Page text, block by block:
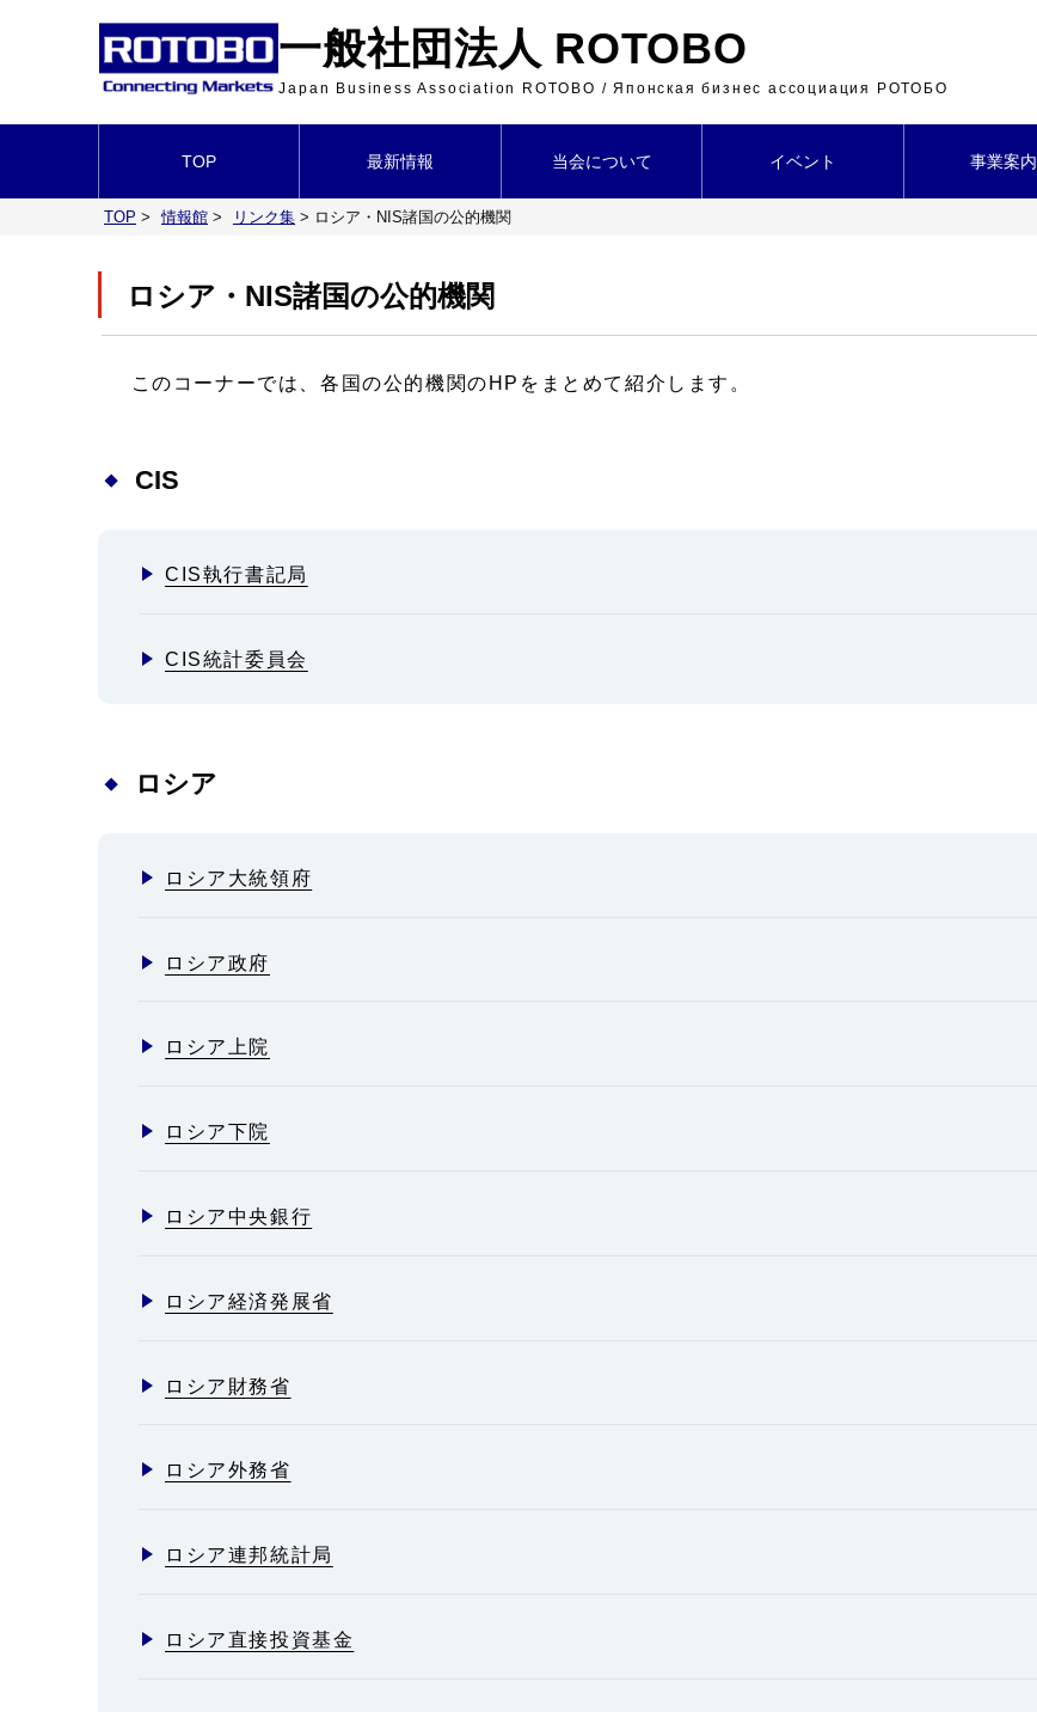
一般社団法人 ROTOBO
Japan Business Association ROTOBO / Японская бизнес ассоциация РОТОБО
TOP 最新情報 当会について イベント 事業案内
TOP > 情報館 > リンク集 > ロシア・NIS諸国の公的機関
ロシア・NIS諸国の公的機関
このコーナーでは、各国の公的機関のHPをまとめて紹介します。
CIS
CIS執行書記局
CIS統計委員会
ロシア
ロシア大統領府
ロシア政府
ロシア上院
ロシア下院
ロシア中央銀行
ロシア経済発展省
ロシア財務省
ロシア外務省
ロシア連邦統計局
ロシア直接投資基金